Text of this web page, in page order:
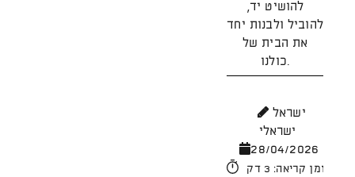
להושיט יד,
להוביל ולבנות יחד
את הבית של
כולנו.
ישראל
ישראלי
28/04/2026